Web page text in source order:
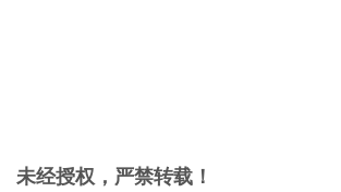
未经授权，严禁转载！